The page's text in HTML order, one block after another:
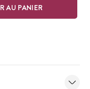
AU PANIER